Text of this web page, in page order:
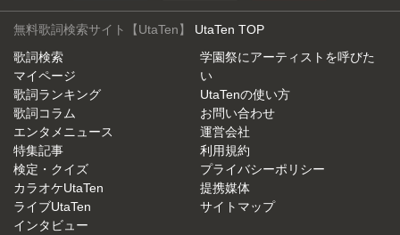
無料歌詞検索サイト【UtaTen】 UtaTen TOP
歌詞検索
マイページ
歌詞ランキング
歌詞コラム
エンタメニュース
特集記事
検定・クイズ
カラオケUtaTen
ライブUtaTen
インタビュー
学園祭にアーティストを呼びた
い
UtaTenの使い方
お問い合わせ
運営会社
利用規約
プライバシーポリシー
提携媒体
サイトマップ